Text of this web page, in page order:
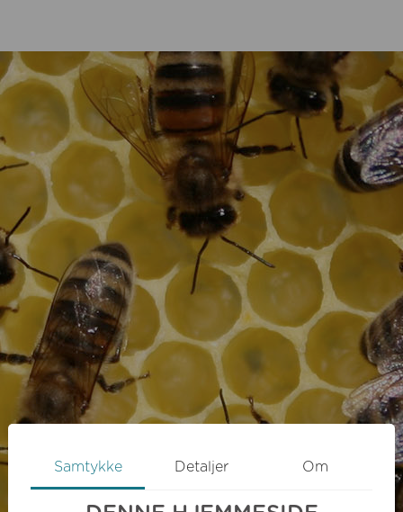
Samtykke Detaljer Om